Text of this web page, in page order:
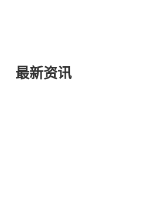
最新资讯